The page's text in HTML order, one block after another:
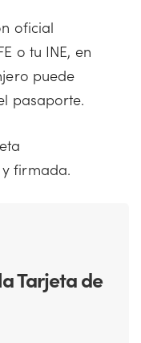
oficial
o tu INE, en
puede
pasaporte.
firmada.
Tarjeta de